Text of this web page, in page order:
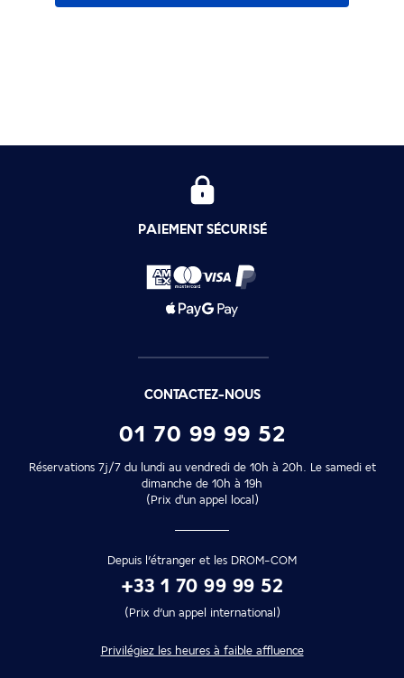
PAIEMENT SÉCURISÉ
CONTACTEZ-NOUS
01 70 99 99 52
Réservations 7j/7 du lundi au vendredi de 10h à 20h. Le samedi et
dimanche de 10h à 19h
(Prix d'un appel local)
Depuis l’étranger et les DROM-COM
+33 1 70 99 99 52
(Prix d’un appel international)
Privilégiez les heures à faible affluence